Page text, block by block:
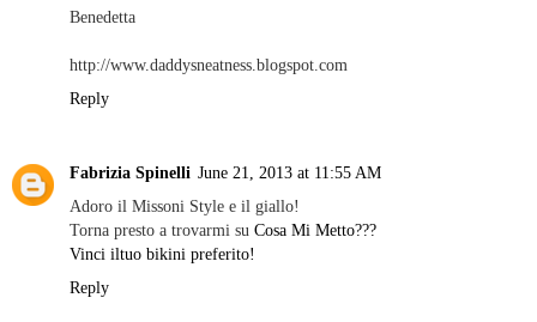
Benedetta
http://www.daddysneatness.blogspot.com
Reply
Fabrizia Spinelli June 21, 2013 at 11:55 AM
Adoro il Missoni Style e il giallo!
Torna presto a trovarmi su Cosa Mi Metto???
Vinci iltuo bikini preferito!
Reply